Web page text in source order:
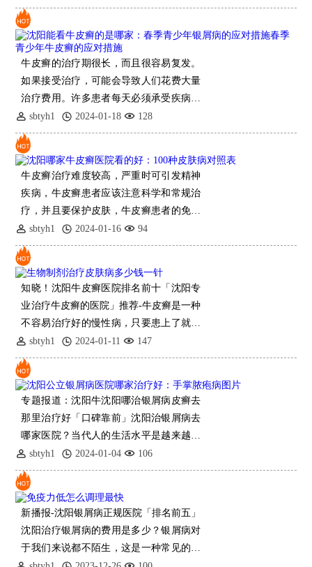
牛皮癣的治疗期很长，而且很容易复发。
如果接受治疗，可能会导致人们花费大量
治疗费用。许多患者每天必须承受疾病所
带来的心理负担，并且费用的负担也是许
多患者的担忧。然后，关于治疗牛
sbtyh1 2024-01-18 128
牛皮癣治疗难度较高，严重时可引发精神
疾病，牛皮癣患者应该注意科学和常规治
疗，并且要保护皮肤，牛皮癣患者的免疫
功能
sbtyh1 2024-01-16 94
知晓！沈阳牛皮癣医院排名前十「沈阳专
业治疗牛皮癣的医院」推荐-牛皮癣是一种
不容易治疗好的慢性病，只要患上了就会
给我们的生活带来各种各样的不良影
sbtyh1 2024-01-11 147
专题报道：沈阳牛沈阳哪治银屑病皮癣去
那里治疗好「口碑靠前」沈阳治银屑病去
哪家医院？当代人的生活水平是越来越高
了，随之而来的疾病
sbtyh1 2024-01-04 106
新播报-沈阳银屑病正规医院「排名前五」
沈阳治疗银屑病的费用是多少？银屑病对
于我们来说都不陌生，这是一种常见的皮